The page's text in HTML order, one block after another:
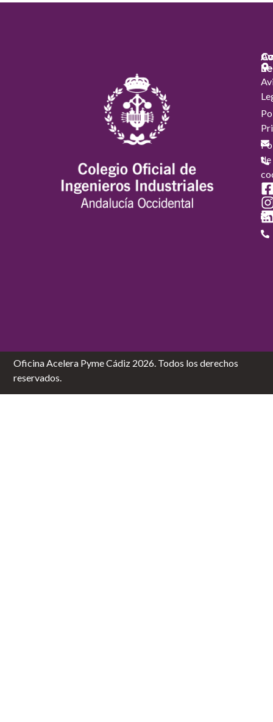
de
Oficina Acelera Pyme Cádiz 2026. Todos los derechos
reservados.